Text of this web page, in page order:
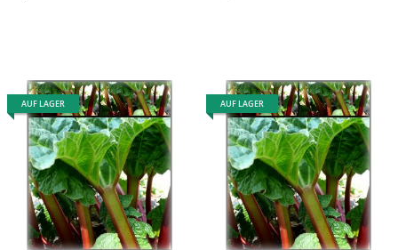
AUF LAGER AUF LAGER